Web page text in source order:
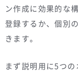
ン作成に効果的な
登録するか、個別
きます。
まず説明用に5つ